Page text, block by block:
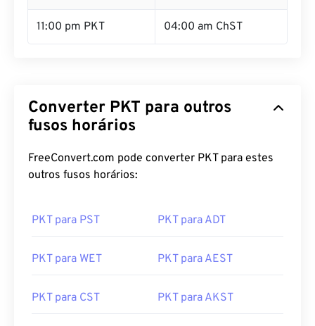
11:00 pm PKT 04:00 am ChST
Converter PKT para outros
fusos horários
FreeConvert.com pode converter PKT para estes
outros fusos horários:
PKT para PST PKT para ADT
PKT para WET PKT para AEST
PKT para CST PKT para AKST